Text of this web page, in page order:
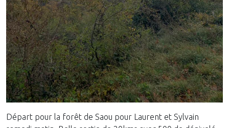
Départ pour la forêt de Saou pour Laurent et Sylvain